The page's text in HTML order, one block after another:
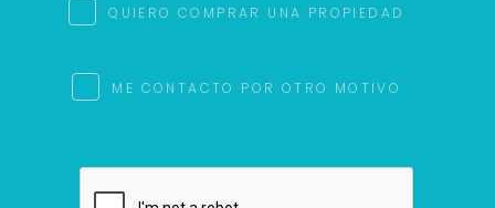
QUIERO COMPRAR UNA PROPIEDAD
ME CONTACTO POR OTRO MOTIVO